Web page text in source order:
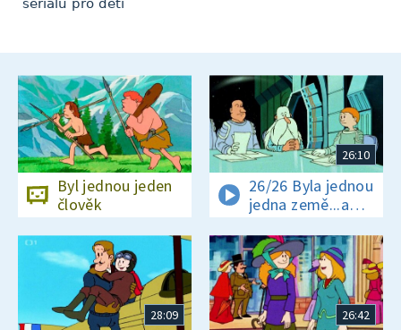
seriálu pro děti
Byl jednou jeden
člověk
26:10
26/26 Byla jednou
jedna země...a
zítra ?
28:09 26:42